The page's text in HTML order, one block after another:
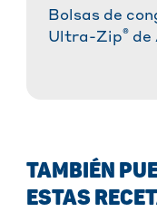
Bolsas de
Ultra-Zip® de
TAMBIÉN
ESTAS